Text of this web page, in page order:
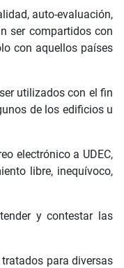
auto-evaluación,
ser compartidos con
con aquellos países
utilizados con el fin
de los edificios u
electrónico a UDEC,
libre, inequívoco,
y contestar las
para diversas